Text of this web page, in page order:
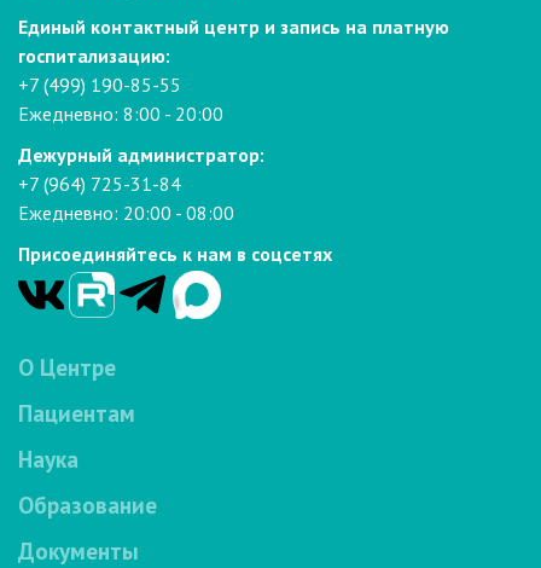
Единый контактный центр и запись на платную
госпитализацию:
+7 (499) 190-85-55
Ежедневно: 8:00 - 20:00
Дежурный администратор:
+7 (964) 725-31-84
Ежедневно: 20:00 - 08:00
Присоединяйтесь к нам в соцсетях
О Центре
Пациентам
Наука
Образование
Документы